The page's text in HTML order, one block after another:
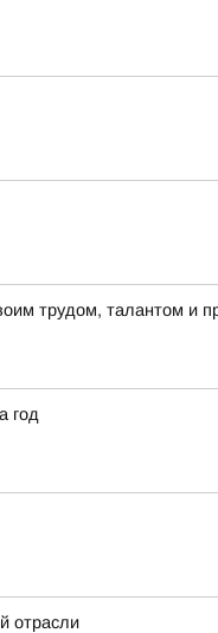
трудом, талантом и
год
отрасли